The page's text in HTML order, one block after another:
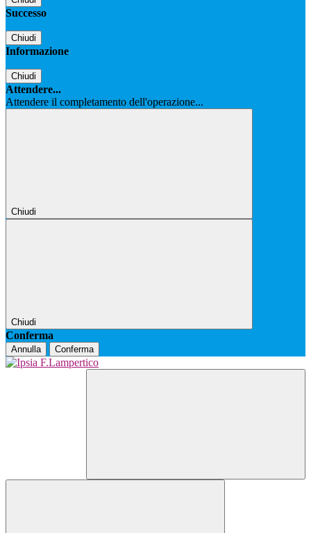
Successo
Chiudi
Informazione
Chiudi
Attendere...
Attendere il completamento dell'operazione...
Chiudi
Chiudi
Conferma
Annulla Conferma